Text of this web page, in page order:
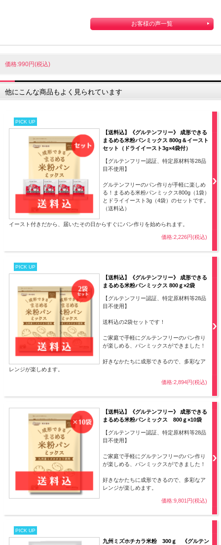
お客様の声一覧
価格:990円(税込)
他にこんな商品もよく見られています
PICK UP
【送料込】《グルテンフリー》 成形できる
まるめる米粉パンミックス 800g＆イースト
セット（ドライイースト3g×4袋付）
【グルテンフリー認証、特定原材料等28品
目不使用】
グルテンフリーのパン作りが手軽に楽しめ
る！まるめる米粉パンミックス800g（1袋）
とドライイースト3g（4袋）のセットです。
（送料込）
イースト付きだから、届いたその日からすぐにパン作りを始められます。
価格:2,226円(税込)
PICK UP
【送料込】《グルテンフリー》 成形できる
まるめる米粉パンミックス 800ｇ×2袋
【グルテンフリー認証、特定原材料等28品
目不使用】
送料込の2袋セットです！
ご家庭で手軽にグルテンフリーのパン作り
が楽しめる、パンミックスができました！
好きなかたちに成形できるので、多彩なア
レンジが楽しめます。
価格:2,894円(税込)
【送料込】《グルテンフリー》 成形できる
まるめる米粉パンミックス 800ｇ×10袋
【グルテンフリー認証、特定原材料等28品
目不使用】
ご家庭で手軽にグルテンフリーのパン作り
が楽しめる、パンミックスができました！
好きなかたちに成形できるので、多彩なア
レンジが楽しめます。
価格:9,801円(税込)
PICK UP
九州ミズホチカラ米粉 300ｇ 《グルテン